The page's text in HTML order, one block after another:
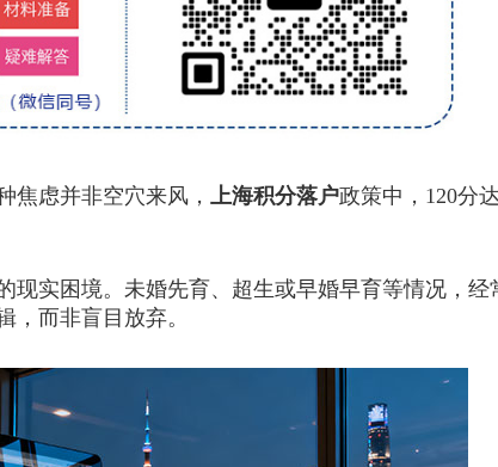
虑并非空穴来风， 上海积分落户政策中，120分
困境。未婚先育、超生或早婚早育等情况，经
而非盲目放弃。